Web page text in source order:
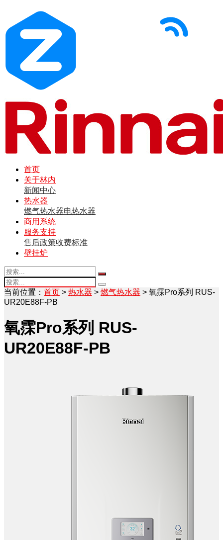
首页
关于林内
新闻中心
热水器
燃气热水器电热水器
商用系统
服务支持
售后政策收费标准
壁挂炉
当前位置： 首页 > 热水器 > 燃气热水器 > 氧霂Pro系列 RUS-
UR20E88F-PB
氧霂Pro系列 RUS-
UR20E88F-PB